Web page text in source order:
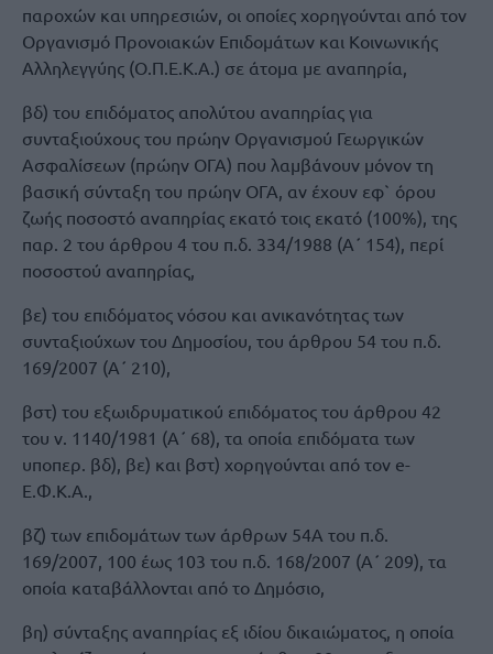
παροχών και υπηρεσιών, οι οποίες χορηγούνται από τον
Οργανισμό Προνοιακών Επιδομάτων και Κοινωνικής
Αλληλεγγύης (Ο.Π.Ε.Κ.Α.) σε άτομα με αναπηρία,
βδ) του επιδόματος απολύτου αναπηρίας για
συνταξιούχους του πρώην Οργανισμού Γεωργικών
Ασφαλίσεων (πρώην ΟΓΑ) που λαμβάνουν μόνον τη
βασική σύνταξη του πρώην ΟΓΑ, αν έχουν εφ` όρου
ζωής ποσοστό αναπηρίας εκατό τοις εκατό (100%), της
παρ. 2 του άρθρου 4 του π.δ. 334/1988 (Α΄ 154), περί
ποσοστού αναπηρίας,
βε) του επιδόματος νόσου και ανικανότητας των
συνταξιούχων του Δημοσίου, του άρθρου 54 του π.δ.
169/2007 (Α΄ 210),
βστ) του εξωιδρυματικού επιδόματος του άρθρου 42
του ν. 1140/1981 (Α΄ 68), τα οποία επιδόματα των
υποπερ. βδ), βε) και βστ) χορηγούνται από τον e-
Ε.Φ.Κ.Α.,
βζ) των επιδομάτων των άρθρων 54Α του π.δ.
169/2007, 100 έως 103 του π.δ. 168/2007 (Α΄ 209), τα
οποία καταβάλλονται από το Δημόσιο,
βη) σύνταξης αναπηρίας εξ ιδίου δικαιώματος, η οποία